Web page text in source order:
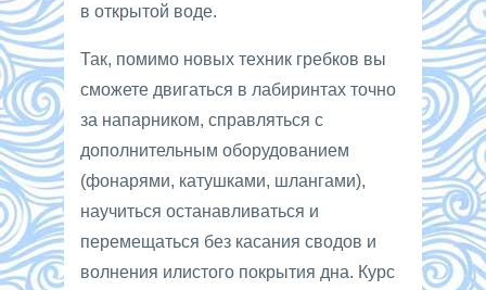
в открытой воде.
Так, помимо новых техник гребков вы
сможете двигаться в лабиринтах точно
за напарником, справляться с
дополнительным оборудованием
(фонарями, катушками, шлангами),
научиться останавливаться и
перемещаться без касания сводов и
волнения илистого покрытия дна. Курс